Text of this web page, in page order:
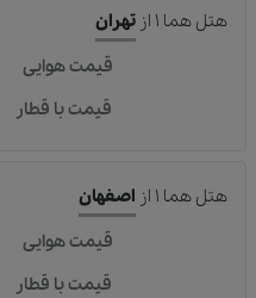
هتل هما ۱ از تهران
قیمت هوایی
قیمت با قطار
هتل هما ۱ از اصفهان
قیمت هوایی
قیمت با قطار